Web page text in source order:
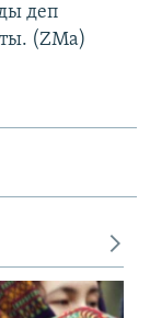
деп
(ZMa)